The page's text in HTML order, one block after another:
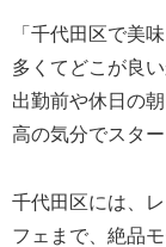
「千代田区で美
多くてどこが良
出勤前や休日の
高の気分でスタ
千代田区には、
フェまで、絶品